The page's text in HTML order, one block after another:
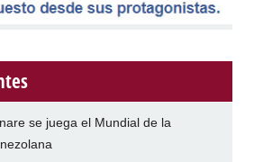
se juega el Mundial de la